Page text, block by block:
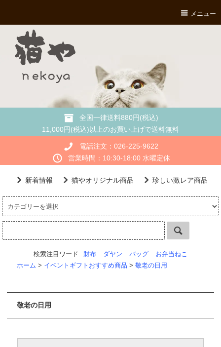
メニュー
全国一律送料880円(税込)
11,000円(税込)以上のお買い上げで送料無料
電話注文：026-225-9622
営業時間：10:30-18:00 水曜定休
新着情報 猫やオリジナル商品 珍しい激レア商品
検索注目ワード 財布 ダヤン バッグ
お弁当ねこ
ホーム > イベントギフトおすすめ商品 > 敬老の日用
敬老の日用